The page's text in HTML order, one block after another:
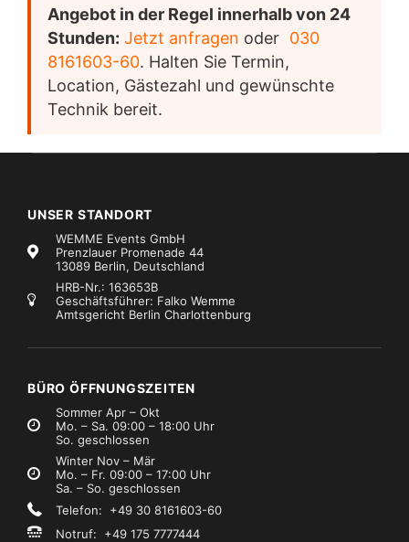
Angebot in der Regel innerhalb von 24
Stunden: Jetzt anfragen oder 030
8161603-60. Halten Sie Termin,
Location, Gästezahl und gewünschte
Technik bereit.
UNSER STANDORT
WEMME Events GmbH
Prenzlauer Promenade 44
13089 Berlin, Deutschland
HRB-Nr.: 163653B
Geschäftsführer: Falko Wemme
Amtsgericht Berlin Charlottenburg
BÜRO ÖFFNUNGSZEITEN
Sommer Apr – Okt
Mo. – Sa. 09:00 – 18:00 Uhr
So. geschlossen
Winter Nov – Mär
Mo. – Fr. 09:00 – 17:00 Uhr
Sa. – So. geschlossen
Telefon: +49 30 8161603-60
Notruf: +49 175 7777444